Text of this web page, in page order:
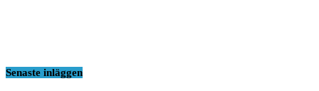
Senaste inläggen